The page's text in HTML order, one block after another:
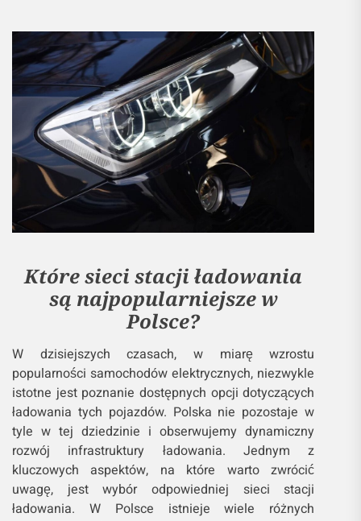
Które sieci stacji ładowania
są najpopularniejsze w
Polsce?
W dzisiejszych czasach, w miarę wzrostu
popularności samochodów elektrycznych, niezwykle
istotne jest poznanie dostępnych opcji dotyczących
ładowania tych pojazdów. Polska nie pozostaje w
tyle w tej dziedzinie i obserwujemy dynamiczny
rozwój infrastruktury ładowania. Jednym z
kluczowych aspektów, na które warto zwrócić
uwagę, jest wybór odpowiedniej sieci stacji
ładowania. W Polsce istnieje wiele różnych